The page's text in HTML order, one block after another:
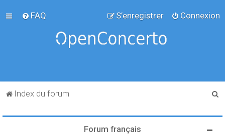
FAQ Connexion
S’enregistrer
Index du forum
Forum français